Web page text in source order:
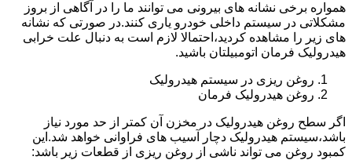
همواره برخی نشانه های بیرونی می توانند ما را در آگاهی از بروز
مشکلاتی در سیستم داخلی خودرو یاری کنند.در صورتی که نشانه
های زیر را مشاهده کردید،احتمالا لازم است به دنبال علت خرابی
هیدرولیک فرمان اتومبیلتان باشید.
روغن ریزی در سیستم هیدرولیک
روغن هیدرولیک فرمان
اگر سطح روغن هیدرولیک در مخزن آن کمتر از حد مورد نیاز
باشد،سیستم هیدرولیک دچار آسیب های فراوانی خواهد شد.این
کمبود روغن می تواند ناشی از روغن ریزی از قطعات زیر باشد: